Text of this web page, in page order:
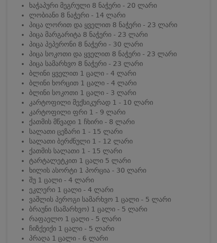
ხაჭაპური მეგრული 8 ნაჭერი - 20 ლარი
ლობიანი 8 ნაჭერი - 14 ლარი
პიცა ლორით და ყველით 8 ნაჭერი - 23 ლარი
პიცა მარგარიტა 8 ნაჭერი - 23 ლარი
პიცა პეპერონი 8 ნაჭერი - 30 ლარი
პიცა სოკოთი და ყველით 8 ნაჭერი - 23 ლარი
პიცა სამარხვო 8 ნაჭერი - 23 ლარი
ბლინი ყველით 1 ცალი - 4 ლარი
ბლინი ხორცით 1 ცალი - 4 ლარი
ბლინი სოკოთი 1 ცალი - 3 ლარი
კარტოფილი მექსიკურად 1 - 10 ლარი
კარტოფილი ფრი 1 - 9 ლარი
ქათმის მწვადი 1 ჩხირი - 8 ლარი
სალათი ცეზარი 1 - 15 ლარი
სალათი ბერძნული 1 - 12 ლარი
ქათმის სალათი 1 - 15 ლარი
ტარტალეტკით 1 ცალი 5 ლარი
ხილის ასორტი 1 პორცია - 30 ლარი
შუ 1 ცალი - 4 ლარი
ეკლერი 1 ცალი - 4 ლარი
ვაშლის პეროგი სამარხვო 1 ცალი - 5 ლარი
ბრაუნი (სამარხვო) 1 ცალი - 5 ლარი
რაფაელო 1 ცალი - 5 ლარი
ჩიზქეიქი 1 ცალი - 5 ლარი
პრაღა 1 ცალი - 6 ლარი